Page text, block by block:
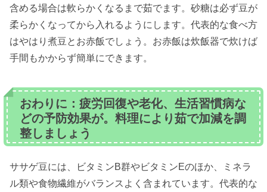
含める場合は軟らかくなるまで茹でます。砂糖は必ず豆が
柔らかくなってから入れるようにします。代表的な食べ方
はやはり煮豆とお赤飯でしょう。お赤飯は炊飯器で炊けば
手間もかからず簡単にできます。
おわりに：疲労回復や老化、生活習慣病な
どの予防効果が。料理により茹で加減を調
整しましょう
ササゲ豆には、ビタミンB群やビタミンEのほか、ミネラ
ル類や食物繊維がバランスよく含まれています。代表的な